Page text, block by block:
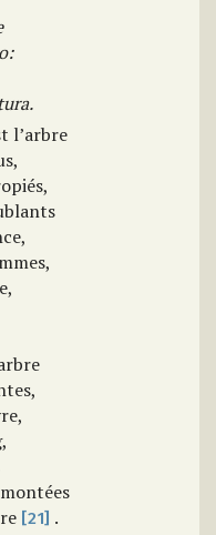
l’arbre
[21] .